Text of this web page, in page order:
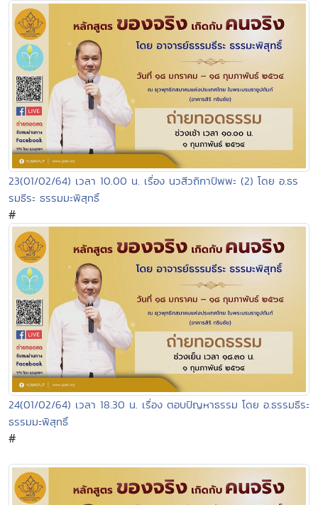
23(01/02/64) เวลา 10.00 น. เรื่อง นวสีวถิกาปัพพะ (2) โดย อ.ธร
รมธีระ ธรรมมะพิสุทธิ์
#
24(01/02/64) เวลา 18.30 น. เรื่อง ตอบปัญหาธรรม โดย อ.ธรรมธีระ
ธรรมมะพิสุทธิ์
#